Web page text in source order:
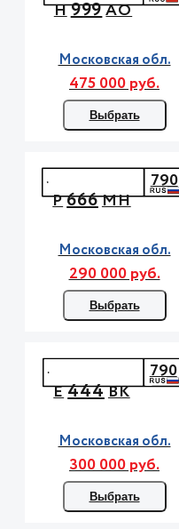
Н999АО
Московская обл.
475 000 руб.
Выбрать
Р666МН
790
Московская обл.
290 000 руб.
Выбрать
Е444ВК
790
Московская обл.
300 000 руб.
Выбрать